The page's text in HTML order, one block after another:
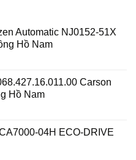
Automatic NJ0152-51X
Hồ Nam
Carson
Hồ Nam
04H ECO-DRIVE